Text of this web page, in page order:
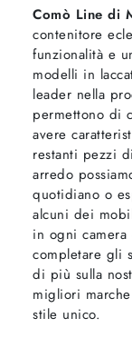
Comò Line di
contenitore
funzionalità e
modelli in
leader nella
permettono di
avere
restanti pezzi
arredo
quotidiano o
alcuni dei
in ogni
completare gli
di più sulla
migliori
stile unico.